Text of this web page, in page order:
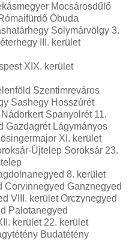
Mocsárosdűlő
Óbuda
Solymárvölgy 3.
III. kerület
XIX. kerület
Szentimreváros
Sashegy Hosszúrét
Spanyolrét 11.
Gazdagrét Lágymányos
XI. kerület
Újtelep Soroksár 23.
8. kerület
Ganznegyed
VIII. kerület Orczynegyed
Palotanegyed
kerület 22. kerület
Budatétény